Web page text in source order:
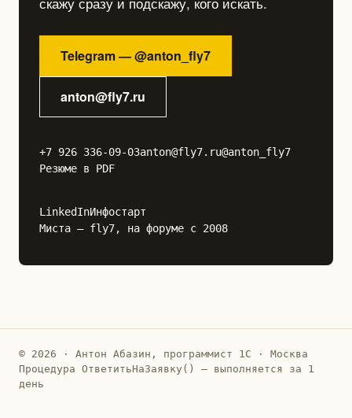
Telegram — @anton_fly7
anton@fly7.ru
+7 926 336-09-03anton@fly7.ru@anton_fly7
Резюме в PDF
LinkedInИнфостарт
Миста — fly7, на форуме с 2008
© 2026 · Антон Абазин, программист 1С · Москва
Процедура ОтветитьНаЗаявку() — выполняется за 1
день